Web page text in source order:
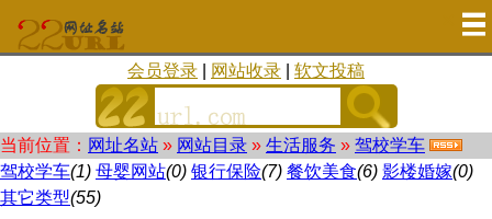
会员登录 网站收录 软文投稿
当前位置： 网址名站 » 网站目录 » 生活服务 » 驾校学车
驾校学车(1) 母婴网站(0) 银行保险(7) 餐饮美食(6) 影楼婚嫁(0)
其它类型(55)